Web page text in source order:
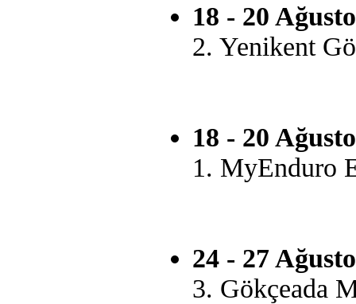
18 - 20
2. Yenikent
18 - 20
1. MyEnduro
24 - 27
3. Gökçeada